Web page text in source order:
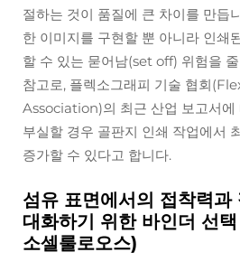
절하는 것이 품질에 큰 차이를 만듭
한 이미지를 구현할 뿐 아니라 인쇄
할 수 있는 묻어남(set off) 위험을
참고로, 플렉소그래피 기술 협회
Association)의 최근 산업 보고서에
부실할 경우 골판지 인쇄 작업에서
증가할 수 있다고 합니다.
섬유 표면에서의 접착력과
대화하기 위한 바인더 선
소셀룰로오스)